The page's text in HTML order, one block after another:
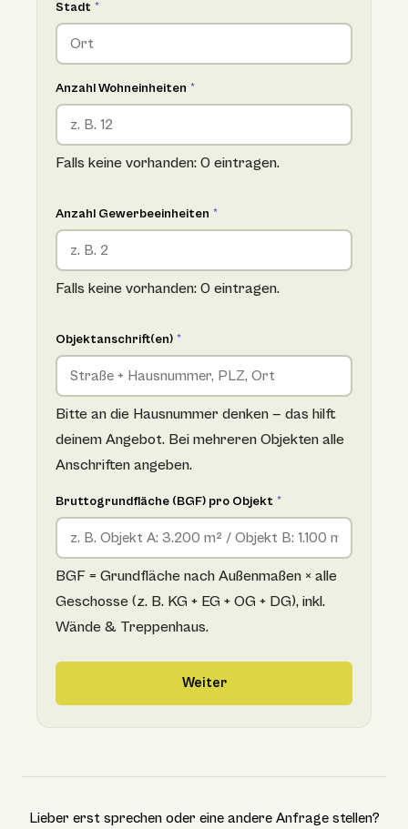
Stadt *
Anzahl Wohneinheiten *
Falls keine vorhanden: 0 eintragen.
Anzahl Gewerbeeinheiten *
Falls keine vorhanden: 0 eintragen.
Objektanschrift(en) *
Bitte an die Hausnummer denken — das hilft
deinem Angebot. Bei mehreren Objekten alle
Anschriften angeben.
Bruttogrundfläche (BGF) pro Objekt *
BGF = Grundfläche nach Außenmaßen × alle
Geschosse (z. B. KG + EG + OG + DG), inkl.
Wände & Treppenhaus.
Weiter
Lieber erst sprechen oder eine andere Anfrage stellen?